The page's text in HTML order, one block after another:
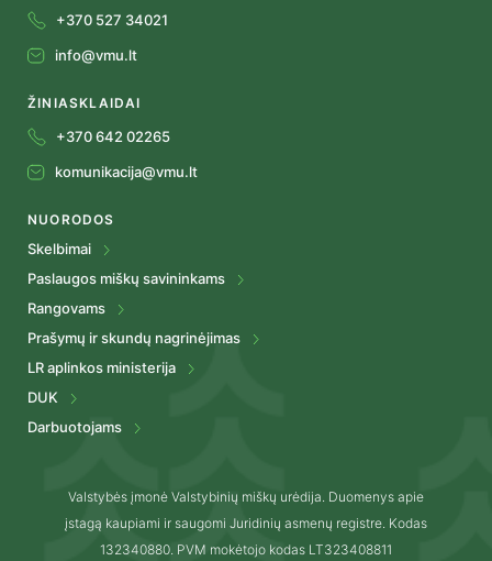
+370 527 34021
info@vmu.lt
ŽINIASKLAIDAI
+370 642 02265
komunikacija@vmu.lt
NUORODOS
Skelbimai
Paslaugos miškų savininkams
Rangovams
Prašymų ir skundų nagrinėjimas
LR aplinkos ministerija
DUK
Darbuotojams
Valstybės įmonė Valstybinių miškų urėdija. Duomenys apie
įstagą kaupiami ir saugomi Juridinių asmenų registre. Kodas
132340880. PVM mokėtojo kodas LT323408811